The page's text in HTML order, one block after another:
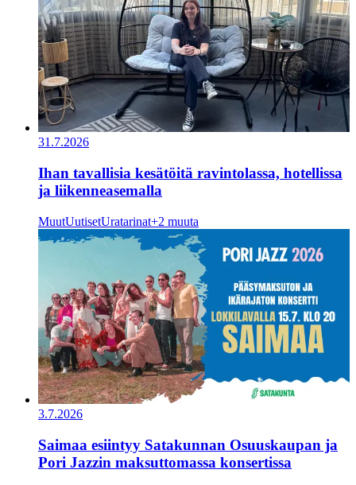
31.7.2026
Ihan tavallisia kesätöitä ravintolassa, hotellissa
ja liikenneasemalla
MuutUutisetUratarinat+2 muuta
3.7.2026
Saimaa esiintyy Satakunnan Osuuskaupan ja
Pori Jazzin maksuttomassa konsertissa